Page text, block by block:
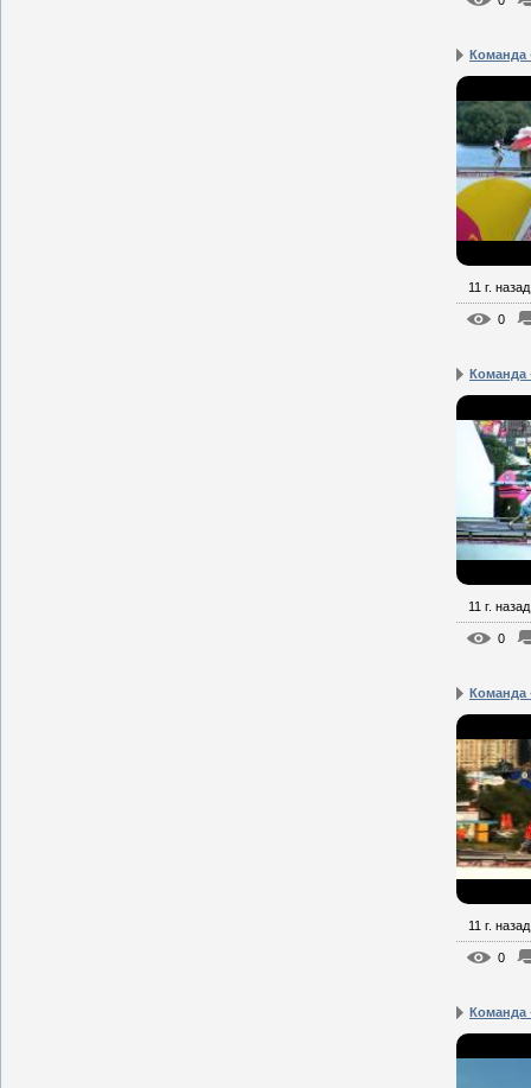
Команда
11 г. назад
0
Команда
11 г. назад
0
Команда
11 г. назад
0